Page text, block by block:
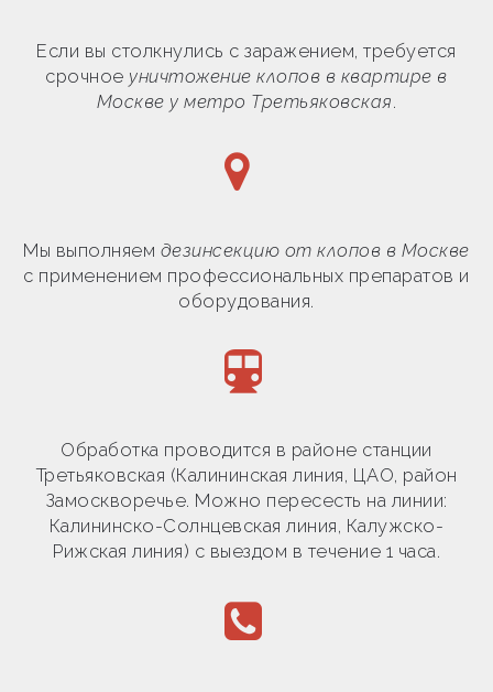
Если вы столкнулись с заражением, требуется
срочное уничтожение клопов в квартире в
Москве у метро Третьяковская.
Мы выполняем дезинсекцию от клопов в Москве
с применением профессиональных препаратов и
оборудования.
Обработка проводится в районе станции
Третьяковская (Калининская линия, ЦАО, район
Замоскворечье. Можно пересесть на линии:
Калининско-Солнцевская линия, Калужско-
Рижская линия) с выездом в течение 1 часа.